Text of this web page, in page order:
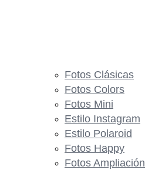
Fotos Clásicas
Fotos Colors
Fotos Mini
Estilo Instagram
Estilo Polaroid
Fotos Happy
Fotos Ampliación